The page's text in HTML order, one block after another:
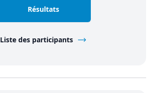
Résultats
Liste des participants